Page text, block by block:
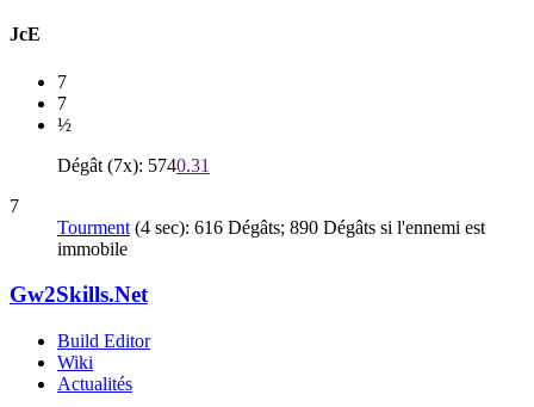
JcE
7
7
½
Dégât (7x): 5740.31
7
Tourment (4 sec): 616 Dégâts; 890 Dégâts si l'ennemi est
immobile
Gw2Skills.Net
Build Editor
Wiki
Actualités